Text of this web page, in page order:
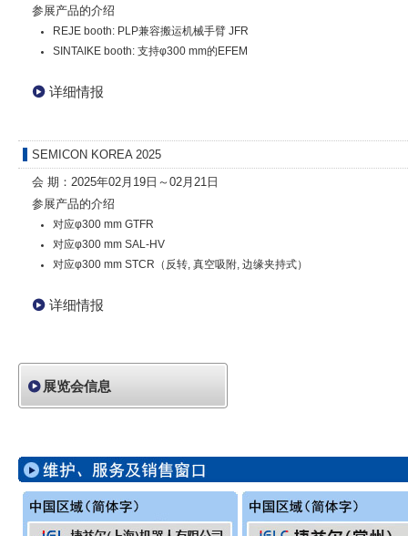
参展产品的介绍
REJE booth: PLP兼容搬运机械手臂 JFR
SINTAIKE booth: 支持φ300 mm的EFEM
详细情报
SEMICON KOREA 2025
会 期：2025年02月19日～02月21日
参展产品的介绍
对应φ300 mm GTFR
对应φ300 mm SAL-HV
对应φ300 mm STCR（反转, 真空吸附, 边缘夹持式）
详细情报
展览会信息